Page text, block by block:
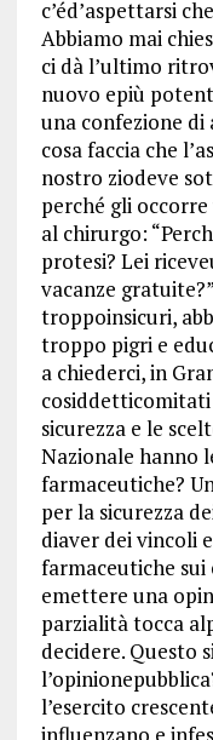
c’éd’aspettarsi
Abbiamo mai
ci dà l’ultimo
nuovo epiù
una confezione di
cosa faccia che
nostro ziodeve
perché gli
al chirurgo:
protesi? Lei
vacanze
troppoinsicuri,
troppo pigri e
a chiederci, in
cosiddetticomitati
sicurezza e le
Nazionale hanno
farmaceutiche?
per la sicurezza
diaver dei vincoli
farmaceutiche
emettere una
parzialità tocca
decidere. Questo
l’esercito